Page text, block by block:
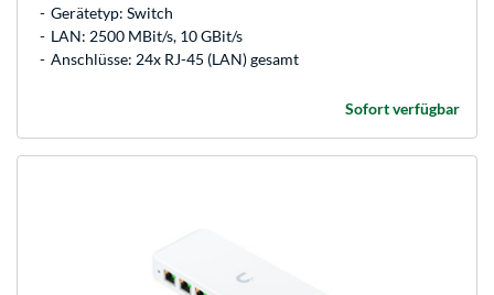
Gerätetyp: Switch
LAN: 2500 MBit/s, 10 GBit/s
Anschlüsse: 24x RJ-45 (LAN) gesamt
Sofort verfügbar